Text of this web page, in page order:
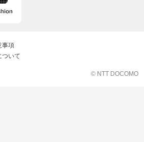
事項
ついて
© NTT DOCOMO